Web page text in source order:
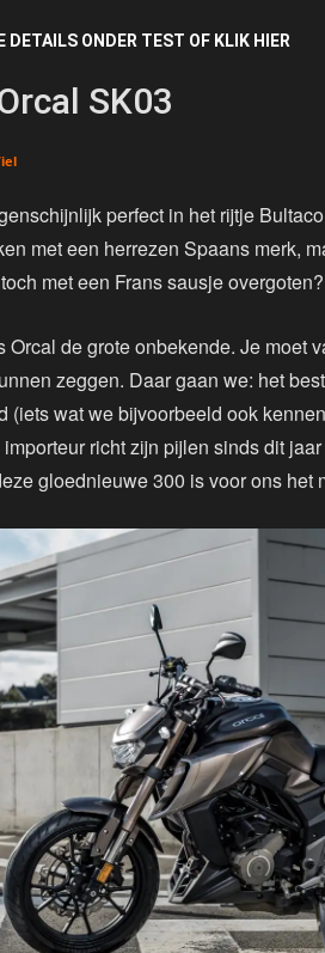
DETAILS ONDER TEST OF KLIK HIER
SK03
perfect in het rijtje
met een herrezen Spaans merk,
met een Frans sausje overgoten?
Orcal de grote onbekende. Je moet
zeggen. Daar gaan we: het
(iets wat we bijvoorbeeld ook
richt zijn pijlen sinds dit
gloednieuwe 300 is voor ons het